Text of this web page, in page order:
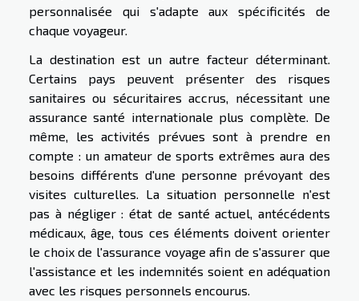
personnalisée qui s'adapte aux spécificités de
chaque voyageur.
La destination est un autre facteur déterminant.
Certains pays peuvent présenter des risques
sanitaires ou sécuritaires accrus, nécessitant une
assurance santé internationale plus complète. De
même, les activités prévues sont à prendre en
compte : un amateur de sports extrêmes aura des
besoins différents d'une personne prévoyant des
visites culturelles. La situation personnelle n'est
pas à négliger : état de santé actuel, antécédents
médicaux, âge, tous ces éléments doivent orienter
le choix de l'assurance voyage afin de s'assurer que
l'assistance et les indemnités soient en adéquation
avec les risques personnels encourus.